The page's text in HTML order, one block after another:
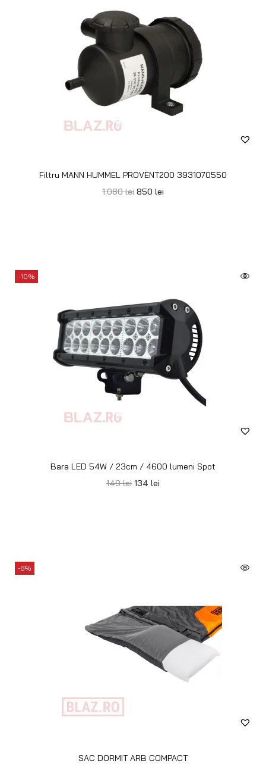
Filtru MANN HUMMEL PROVENT200 3931070550
1.080lei 850 lei
-10%
Bara LED 54W / 23cm / 4600 lumeni Spot
149lei 134 lei
-8%
SAC DORMIT ARB COMPACT